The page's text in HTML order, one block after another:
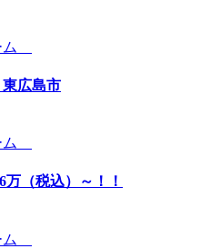
ム
広島市
ム
万（税込）～！！
ム